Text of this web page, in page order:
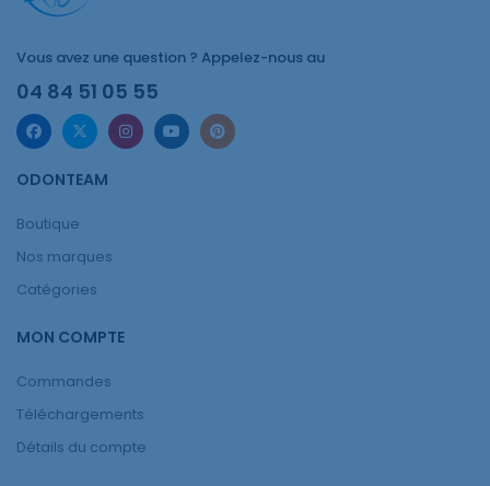
Vous avez une question ? Appelez-nous au
04 84 51 05 55
ODONTEAM
Boutique
Nos marques
Catégories
MON COMPTE
Commandes
Téléchargements
Détails du compte